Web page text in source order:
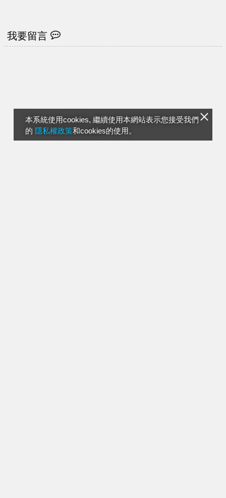
本系統使用cookies, 繼續使用本網站表示您接受我們
的 隱私權政策和cookies的使用。
我要留言